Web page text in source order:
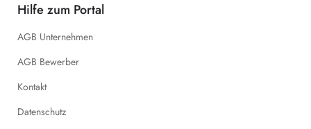
Hilfe zum Portal
AGB Unternehmen
AGB Bewerber
Kontakt
Datenschutz